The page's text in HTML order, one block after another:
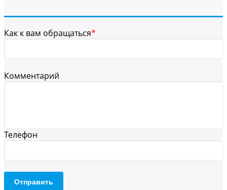
Как к вам обращаться*
Комментарий
Телефон
Отправить